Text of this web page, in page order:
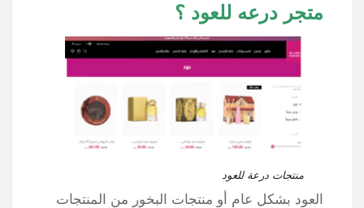
متجر درعه للعود ؟
منتجات درعة للعود
العود بشكل عام أو منتجات البخور من المنتجات